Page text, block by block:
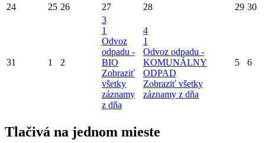
24 25 26 27 28 29 30
31 1 2
3
1
Odvoz
odpadu -
BIO
Zobraziť
všetky
záznamy
z dňa
4
1
Odvoz odpadu -
KOMUNÁLNY
ODPAD
Zobraziť všetky
záznamy z dňa
5 6
Tlačivá na jednom mieste